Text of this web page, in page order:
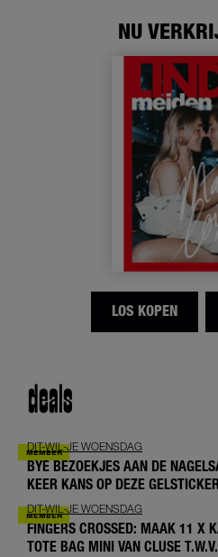
NU
LOS KOPEN
deals
DIT-WIL-JE WOENSDAG
BYE BEZOEKJES AAN DE
KEER KANS OP DEZE
DIT-WIL-JE WOENSDAG
FINGERS CROSSED: MAAK 11 X
TOTE BAG MINI VAN CLUSE